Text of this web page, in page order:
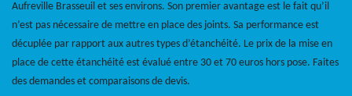
Aufreville Brasseuil et ses environs. Son premier avantage est le fait qu’il
n’est pas nécessaire de mettre en place des joints. Sa performance est
décuplée par rapport aux autres types d’étanchéité. Le prix de la mise en
place de cette étanchéité est évalué entre 30 et 70 euros hors pose. Faites
des demandes et comparaisons de devis.